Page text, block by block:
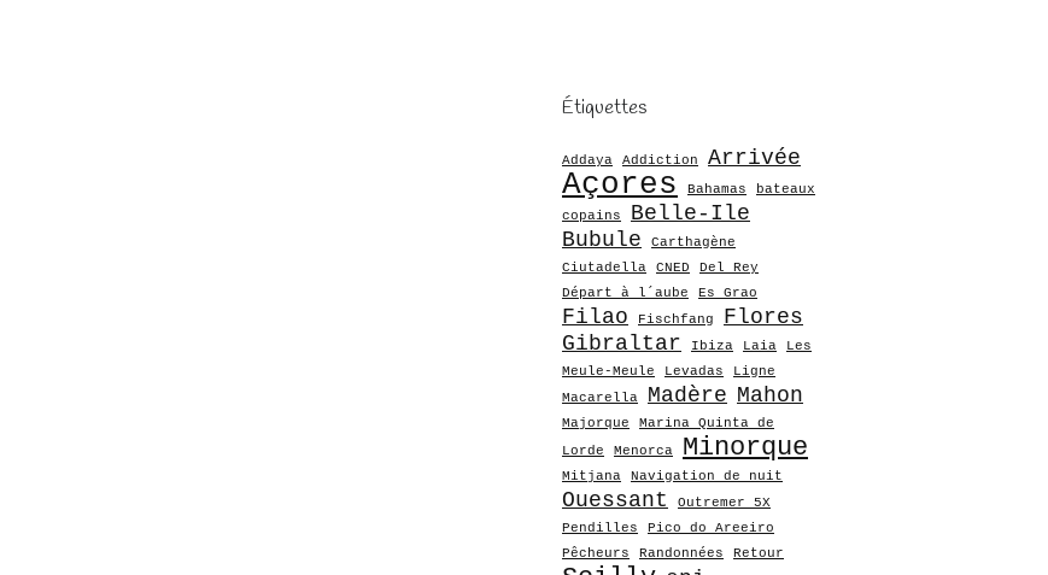
Étiquettes
Addaya Addiction Arrivée
Açores Bahamas
bateaux
copains
Belle-Ile
Bubule
Carthagène
Ciutadella
CNED
Del Rey
Départ à l´aube
Es Grao
Filao Fischfang
Flores
Gibraltar
Ibiza Laia
Les
Meule-Meule
Levadas
Ligne
Macarella
Madère Mahon
Majorque
Marina Quinta de
Lorde
Menorca Minorque
Mitjana Navigation de nuit
Ouessant
Outremer 5X
Pendilles
Pico do Areeiro
Pêcheurs
Randonnées Retour